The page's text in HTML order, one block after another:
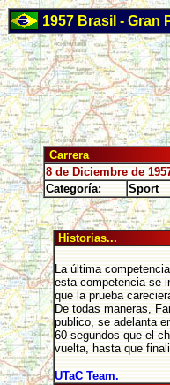
1957 Brasil - Gran
Carrera
8 de Diciembre de
Categoría:
Sport
Historias...
La última
esta competencia se
que la prueba
De todas maneras,
publico, se adelanta
60 segundos que el
vuelta, hasta que
UTaC Team.